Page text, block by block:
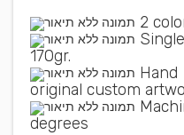
2
170gr.
original custom
degrees